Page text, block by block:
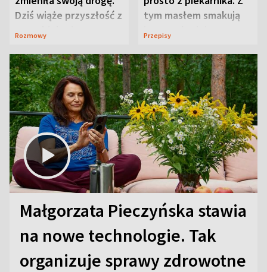
Dziś wiąże przyszłość z
neurobiologią
Rozmowy
tym masłem smakują
jeszcze lepiej
Przepisy
Małgorzata Pieczyńska stawia
na nowe technologie. Tak
organizuje sprawy zdrowotne